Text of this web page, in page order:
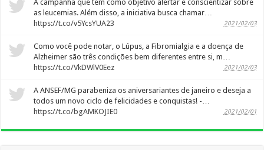
A campanha que tem como objetivo alertar e conscientizar sobre
as leucemias. Além disso, a iniciativa busca chamar…
https://t.co/v5YcsYUA23
2021/02/03
Como você pode notar, o Lúpus, a Fibromialgia e a doença de
Alzheimer são três condições bem diferentes entre si, m…
https://t.co/VkDWlV0Eez
2021/02/03
A ANSEF/MG parabeniza os aniversariantes de janeiro e deseja a
todos um novo ciclo de felicidades e conquistas! -…
https://t.co/bgAMKOJIE0
2021/02/01